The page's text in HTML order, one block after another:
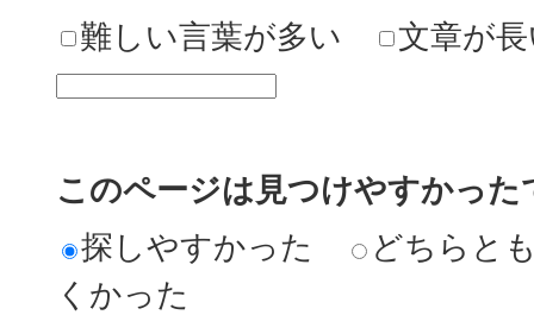
難しい言葉が多い
文章が
このページは見つけやすかった
探しやすかった
どちらと
くかった